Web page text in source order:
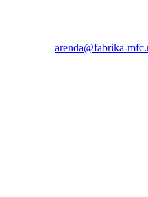
arenda@fabrika-